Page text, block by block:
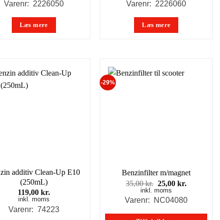
pris
69,00 kr..
pris
Varenr: 2226050
Læs mere
pris
69,00 kr..
Varenr: 2226060
Læs mere
additiv Clean-Up E10
(250mL)
119,00 kr.
inkl. moms
Varenr: 74223
-29%
Benzinfilter m/magnet
35,00kr. Den
oprindelige
pris
35,00 kr..
25,00kr.
pris
25,00 kr..
inkl. moms
Varenr: NC04080